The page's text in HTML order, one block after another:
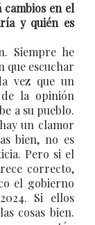
en el
y quién es
Siempre he
que escuchar
vez que un
la opinión
a su pueblo.
un clamor
bien, no es
Pero si el
correcto,
el gobierno
Si ellos
cosas bien.